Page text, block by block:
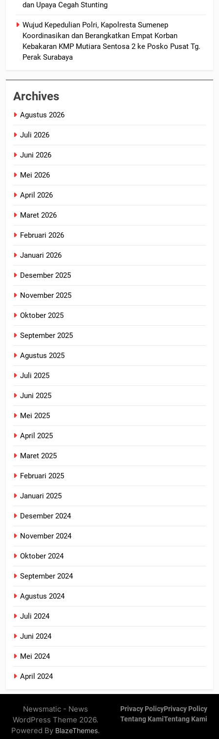
dan Upaya Cegah Stunting
Wujud Kepedulian Polri, Kapolresta Sumenep
Koordinasikan dan Berangkatkan Empat Korban
Kebakaran KMP Mutiara Sentosa 2 ke Posko Pusat Tg.
Perak Surabaya
Archives
Agustus 2026
Juli 2026
Juni 2026
Mei 2026
April 2026
Maret 2026
Februari 2026
Januari 2026
Desember 2025
November 2025
Oktober 2025
September 2025
Agustus 2025
Juli 2025
Juni 2025
Mei 2025
April 2025
Maret 2025
Februari 2025
Januari 2025
Desember 2024
November 2024
Oktober 2024
September 2024
Agustus 2024
Juli 2024
Juni 2024
Mei 2024
April 2024
Newsmatic - News
WordPress Theme 2026.
Powered By BlazeThemes.
Privacy PolicyPrivacy Policy
Tentang KamiTentang Kami